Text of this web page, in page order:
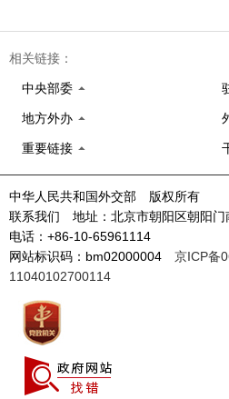
相关链接：
中央部委
地方外办
重要链接
中华人民共和国外交部 版权所有
联系我们 地址：北京市朝阳区朝阳
电话：+86-10-65961114
网站标识码：bm02000004 京ICP备
11040102700114